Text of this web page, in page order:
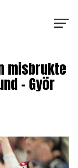
misbrukte
– Györ